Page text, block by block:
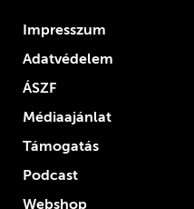
Impresszum
Adatvédelem
ÁSZF
Médiaajánlat
Támogatás
Podcast
Webshop